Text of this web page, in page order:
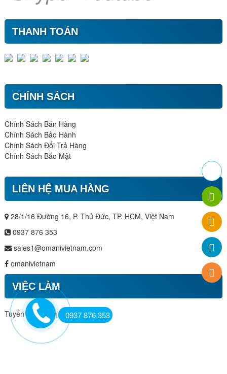
THANH TOÁN
CHÍNH SÁCH
Chính Sách Bán Hàng
Chính Sách Bảo Hành
Chính Sách Đổi Trả Hàng
Chính Sách Bảo Mật
LIÊN HỆ MUA HÀNG
28/1/16 Đường 16, P. Thủ Đức, TP. HCM, Việt Nam
0937 876 353
sales1@omanivietnam.com
omanivietnam
VIỆC LÀM
Tuyển Dụng 0937 876 353